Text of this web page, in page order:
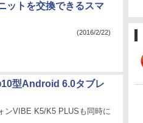
ットを交換できるスマ
(2016/2/22)
型Android 6.0タブレ
ンVIBE K5/K5 PLUSも同時に